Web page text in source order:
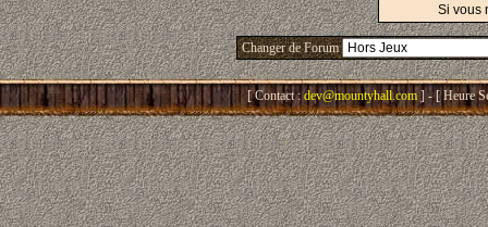
Si vous
Changer de Forum
[ Contact : dev@mountyhall.com ] - [ Heure